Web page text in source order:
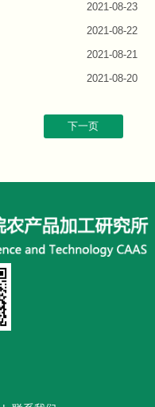
2021-08-23
2021-08-22
2021-08-21
2021-08-20
下一页